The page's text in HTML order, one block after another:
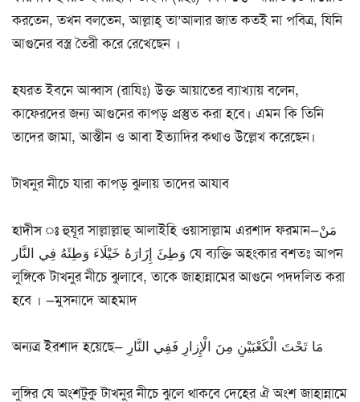
করতেন, তখন বলতেন, আল্লাহ্ তা’আলার জাত কতই না পবিত্র, যিনি
আগুনের বস্ত্র তৈরী করে রেখেছেন ।
হযরত ইবনে আব্বাস (রাযিঃ) উক্ত আয়াতের ব্যাখ্যায় বলেন,
কাফেরদের জন্য আগুনের কাপড় প্রস্তুত করা হবে। এমন কি তিনি
তাদের জামা, আস্তীন ও আবা ইত্যাদির কথাও উল্লেখ করেছেন।
টাখনুর নীচে যারা কাপড় ঝুলায় তাদের আযাব
হাদীস ঃহুযূর সাল্লাল্লাহু আলাইহি ওয়াসাল্লাম এরশাদ ফরমান—مَنْ
وَطِئَ إِزَارَهُ خَيْلَاءَ وَطِئَهُ فِي النَّار যে ব্যক্তি অহংকার বশতঃ আপন
লুঙ্গিকে টাখনুর নীচে ঝুলাবে, তাকে জাহান্নামের আগুনে পদদলিত করা
হবে । —মুসনাদে আহমাদ
অন্যত্র ইরশাদ হয়েছে— مَا تَحْتَ الْكَعْبَيْنِ مِنَ الْإِزارِ فَفِي النَّارِ
লুঙ্গির যে অংশটুকু টাখনুর নীচে ঝুলে থাকবে দেহের ঐ অংশ জাহান্নামে